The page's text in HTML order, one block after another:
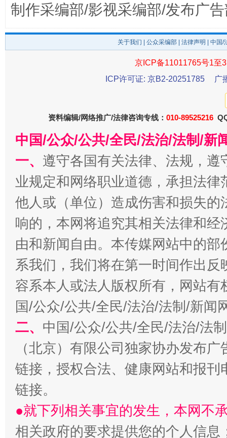
千年窑火 生生不息
揭开“小金库”的免责幌子
受贿1.44亿！段成刚被判无期 从幼
制作采编部/影视采编部/发布广
关于我们 公众采编部 法律声明 | 中国
京ICP备11011765号1至
ICP许可证: 京B2-20251785
广
资料编辑/网络推广/法律咨询专线： 010-89525216
中国/公众/公共/全民/法治/法制/新
一、 遵守各国有关法律、法规，
业规定和网络职业道德，承担法
他人或（单位）造成伤害和损失
响的，本网将追究其相关法律和
由和新闻自由。本传媒网站中的
系我们，我们将在第一时间作出
容系本人或法人版权所有，网站
国/公众/公共/全民/法治/法制/新闻
二、 中国/公众/公共/全民/法治/法
（北京）有限公司独家协办发布
链接，授权合法、健康网站和报
链接。
●就下列相关事宜的发生，本网不
相关政府的要求提供您的个人信息